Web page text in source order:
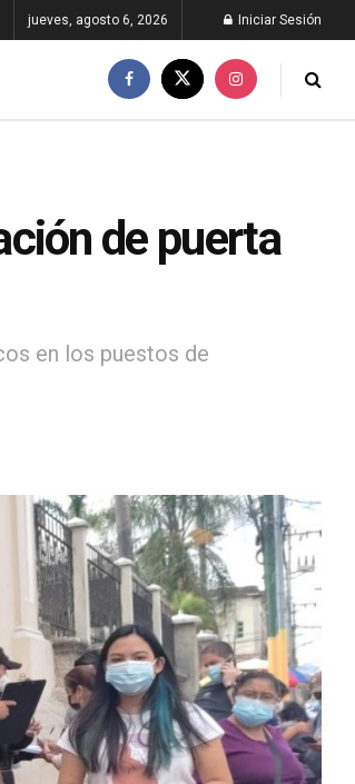
jueves, agosto 6, 2026 Iniciar Sesión
de puerta
en los puestos de